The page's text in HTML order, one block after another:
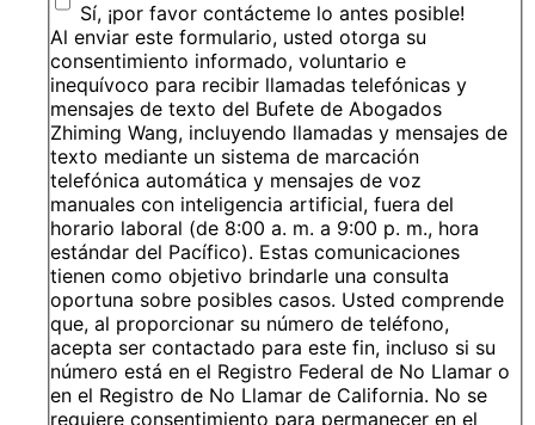
Sí, ¡por favor contácteme lo antes posible!
Al enviar este formulario, usted otorga su
consentimiento informado, voluntario e
inequívoco para recibir llamadas telefónicas y
mensajes de texto del Bufete de Abogados
Zhiming Wang, incluyendo llamadas y mensajes de
texto mediante un sistema de marcación
telefónica automática y mensajes de voz
manuales con inteligencia artificial, fuera del
horario laboral (de 8:00 a. m. a 9:00 p. m., hora
estándar del Pacífico). Estas comunicaciones
tienen como objetivo brindarle una consulta
oportuna sobre posibles casos. Usted comprende
que, al proporcionar su número de teléfono,
acepta ser contactado para este fin, incluso si su
número está en el Registro Federal de No Llamar o
en el Registro de No Llamar de California. No se
requiere consentimiento para permanecer en el